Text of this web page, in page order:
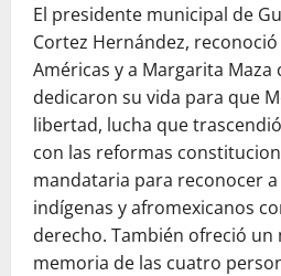
El presidente municipal de
Cortez Hernández,
Américas y a Margarita
dedicaron su vida para que
libertad, lucha que
con las reformas
mandataria para reconocer
indígenas y afromexicanos
derecho. También ofreció
memoria de las cuatro